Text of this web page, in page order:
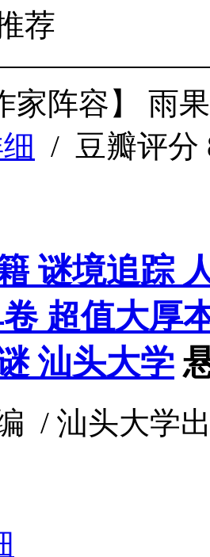
荐
家阵容】 雨
/ 豆瓣评分
谜境追踪
超值大厚
汕头大学
/ 汕头大学